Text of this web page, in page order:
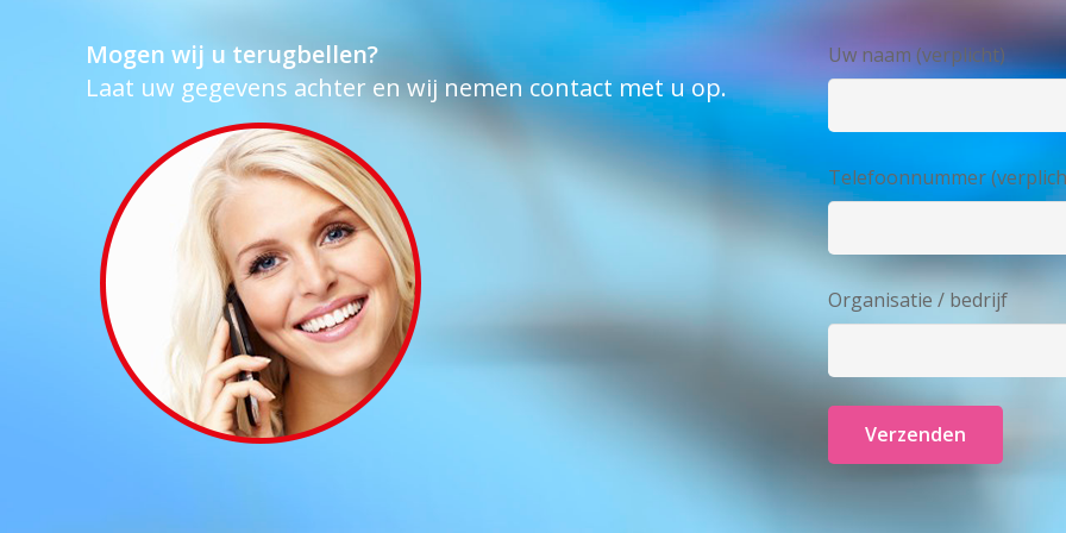
Mogen wij u terugbellen?
Laat uw gegevens achter en wij nemen contact met u op.
Uw naam (verplicht)
Telefoonnummer
Organisatie / bedrijf